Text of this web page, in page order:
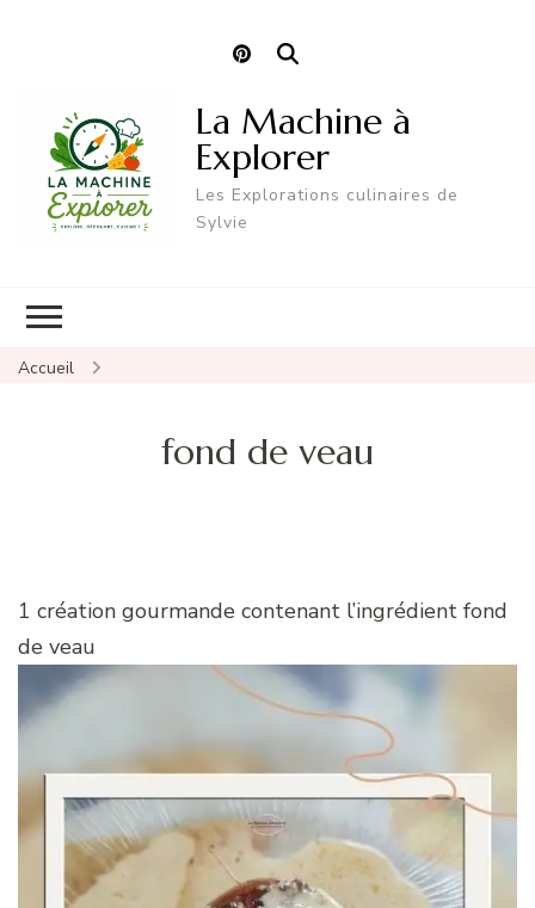
La Machine à
Explorer
Les Explorations culinaires de
Sylvie
Accueil
fond de veau
1 création gourmande contenant l’ingrédient fond
de veau